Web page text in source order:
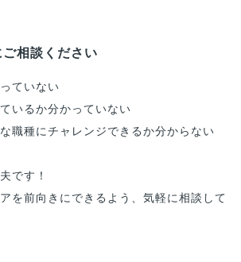
相談ください
ていない
いるか分かっていない
職種にチャレンジできるか分からない
です！
を前向きにできるよう、気軽に相談して